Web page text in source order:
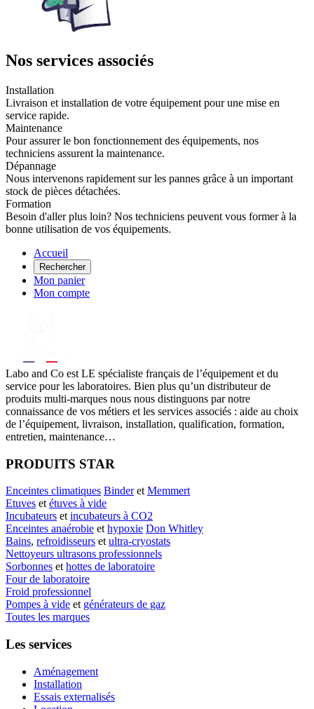
Nos services associés
Installation
Livraison et installation de votre équipement pour une mise en
service rapide.
Maintenance
Pour assurer le bon fonctionnement des équipements, nos
techniciens assurent la maintenance.
Dépannage
Nous intervenons rapidement sur les pannes grâce à un important
stock de pièces détachées.
Formation
Besoin d'aller plus loin? Nos techniciens peuvent vous former à la
bonne utilisation de vos équipements.
Accueil
Rechercher
Mon panier
Mon compte
Labo and Co est LE spécialiste français de l’équipement et du
service pour les laboratoires. Bien plus qu’un distributeur de
produits multi-marques nous nous distinguons par notre
connaissance de vos métiers et les services associés : aide au choix
de l’équipement, livraison, installation, qualification, formation,
entretien, maintenance…
PRODUITS STAR
Enceintes climatiques BinderetMemmert
Etuves etétuves à vide
Incubateurs etincubateurs à CO2
Enceintes anaérobie ethypoxie Don Whitley
Bains, refroidisseurs etultra-cryostats
Nettoyeurs ultrasons professionnels
Sorbonnes ethottes de laboratoire
Four de laboratoire
Froid professionnel
Pompes à vide et générateurs de gaz
Toutes les marques
Les services
Aménagement
Installation
Essais externalisés